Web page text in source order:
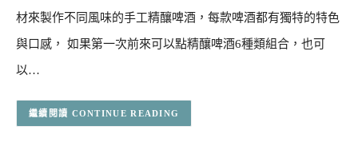
材來製作不同風味的手工精釀啤酒，每款啤酒都有獨特的特色
與口感， 如果第一次前來可以點精釀啤酒6種類組合，也可
以…
CONTINUE READING